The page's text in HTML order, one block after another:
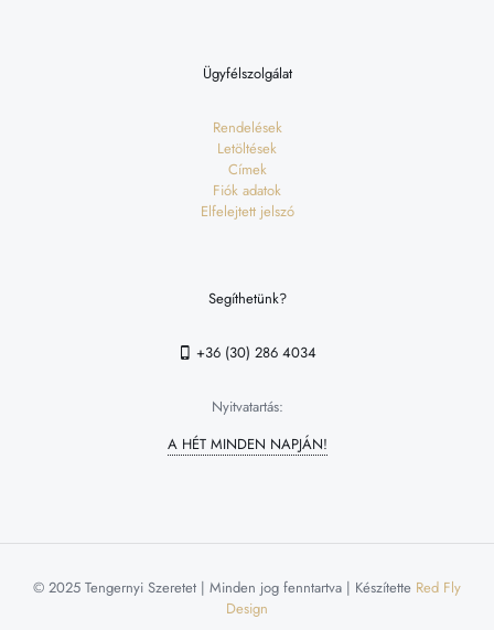
Ügyfélszolgálat
Rendelések
Letöltések
Címek
Fiók adatok
Elfelejtett jelszó
Segíthetünk?
+36 (30) 286 4034
Nyitvatartás:
A HÉT MINDEN NAPJÁN!
© 2025 Tengernyi Szeretet | Minden jog fenntartva | Készítette Red Fly
Design